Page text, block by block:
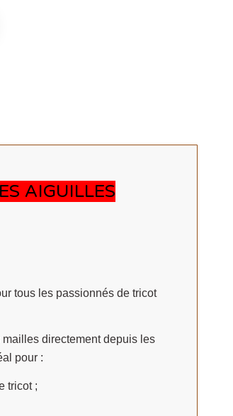
AIGUILLES
tous les passionnés de tricot
directement depuis les
pour :
tricot ;